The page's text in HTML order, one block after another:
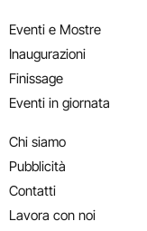
Eventi e Mostre
Inaugurazioni
Finissage
Eventi in giornata
Chi siamo
Pubblicità
Contatti
Lavora con noi